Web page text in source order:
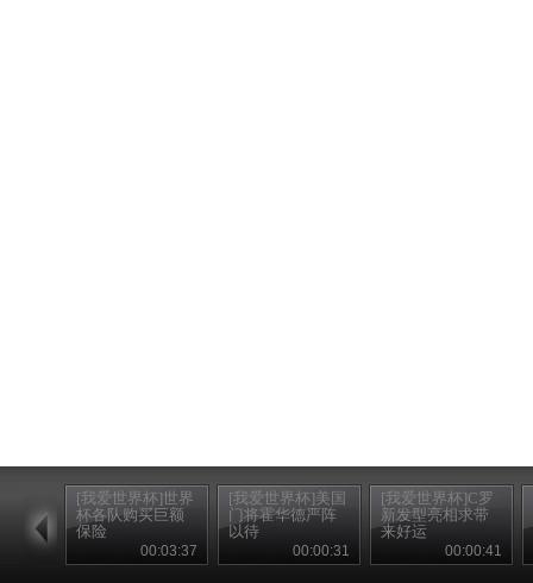
[我爱世界杯]世界
杯各队购买巨额
保险
00:03:37
[我爱世界杯]美国
门将霍华德严阵
以待
00:00:31
[我爱世界杯]C罗
新发型亮相求带
来好运
00:00:41